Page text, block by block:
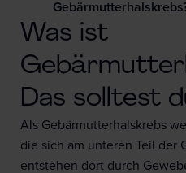
Was ist
Das solltest
Als Gebärmutterhalskrebs
die sich am unteren Teil der
entstehen dort durch